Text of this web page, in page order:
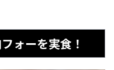
ォーを実食！